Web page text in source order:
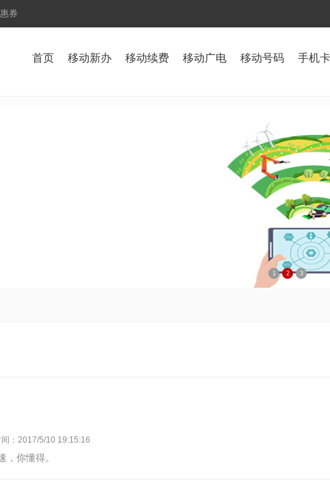
券
首页 移动新办 移动续费 移动广电 移动号码 手机卡
1 2 3
：2017/5/10 19:15:16
，你懂得。